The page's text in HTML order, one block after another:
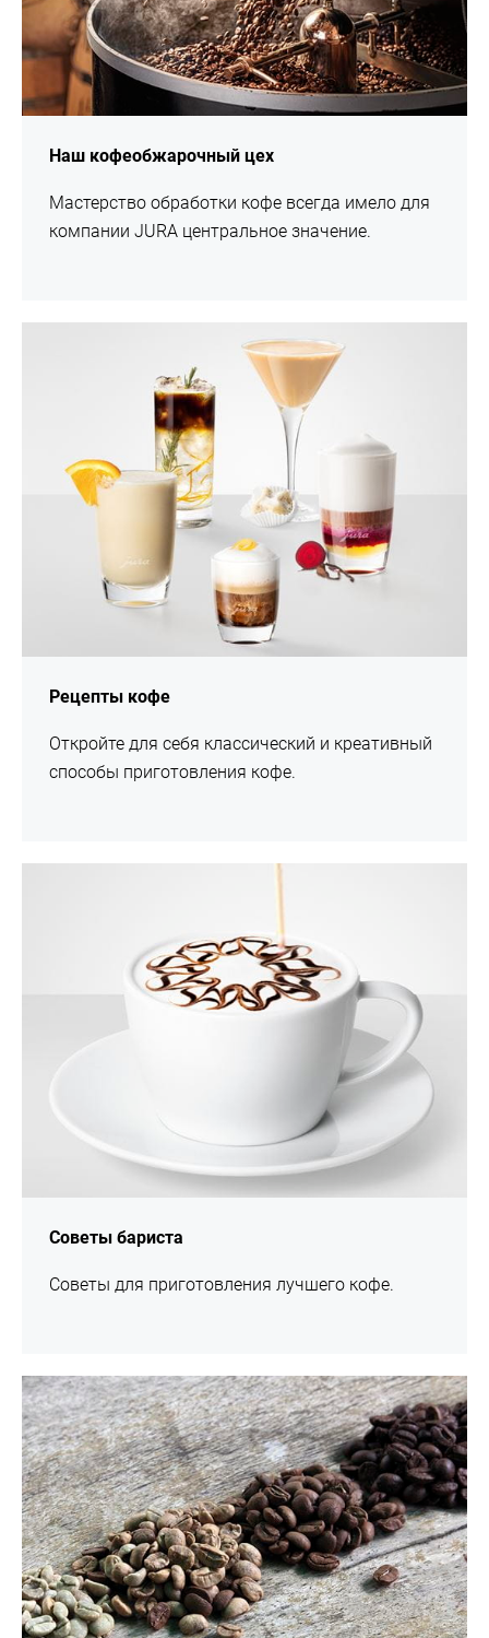
Наш кофеобжарочный цех
Мастерство обработки кофе всегда имело для
компании JURA центральное значение.
Рецепты кофе
Откройте для себя классический и креативный
способы приготовления кофе.
Советы бариста
Советы для приготовления лучшего кофе.
подробнее